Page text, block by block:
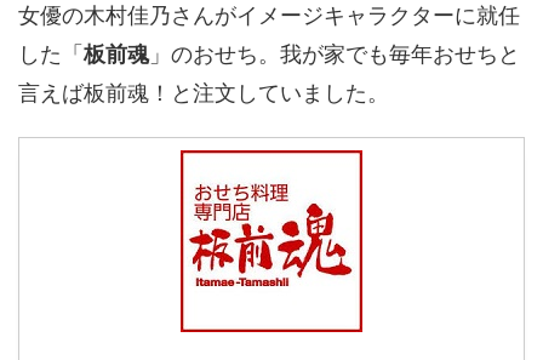
女優の木村佳乃さんがイメージキャラクターに就任
した「板前魂」のおせち。我が家でも毎年おせちと
言えば板前魂！と注文していました。